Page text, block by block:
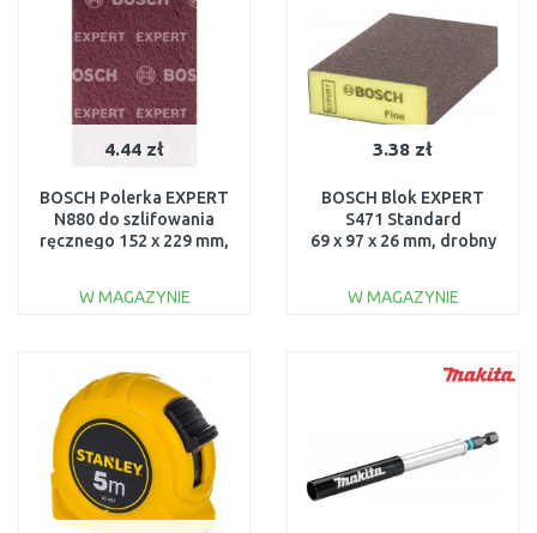
4.44 zł
BOSCH Polerka EXPERT
N880 do szlifowania
ręcznego 152 x 229 mm,
W MAGAZYNIE
Do porównania
3.38 zł
BOSCH Blok EXPERT
S471 Standard
69 x 97 x 26 mm, drobny
W MAGAZYNIE
Do porównania